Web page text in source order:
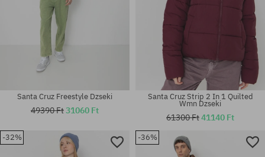
Elérhető méretek:
Elérhető méretek:
Santa Cruz Freestyle Dzseki
49390 Ft31060 Ft
Santa Cruz Strip 2 In 1 Quilted
Wmn Dzseki
61300 Ft41140 Ft
-32% -36%